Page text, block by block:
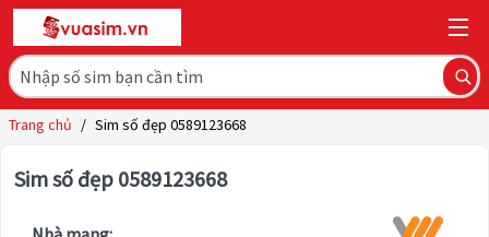
Trang chủ / Sim số đẹp 0589123668
Sim số đẹp 0589123668